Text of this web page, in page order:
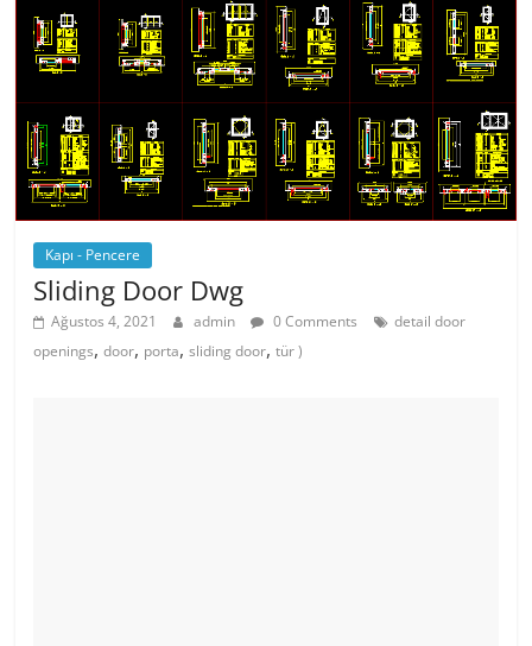
Kapı - Pencere
Sliding Door Dwg
Ağustos 4, 2021 admin 0 Comments
detail door
openings,door, porta,sliding door,tür )